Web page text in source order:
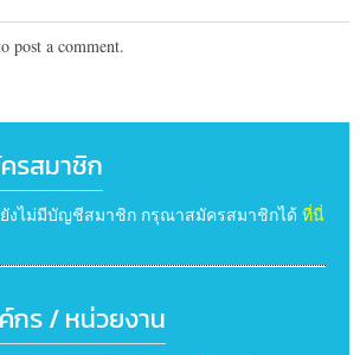
post a comment.
รสมาชิก
งไม่มีบัญชีสมาชิก กรุณาสมัครสมาชิกได้ ที่นี่
กร / หน่วยงาน